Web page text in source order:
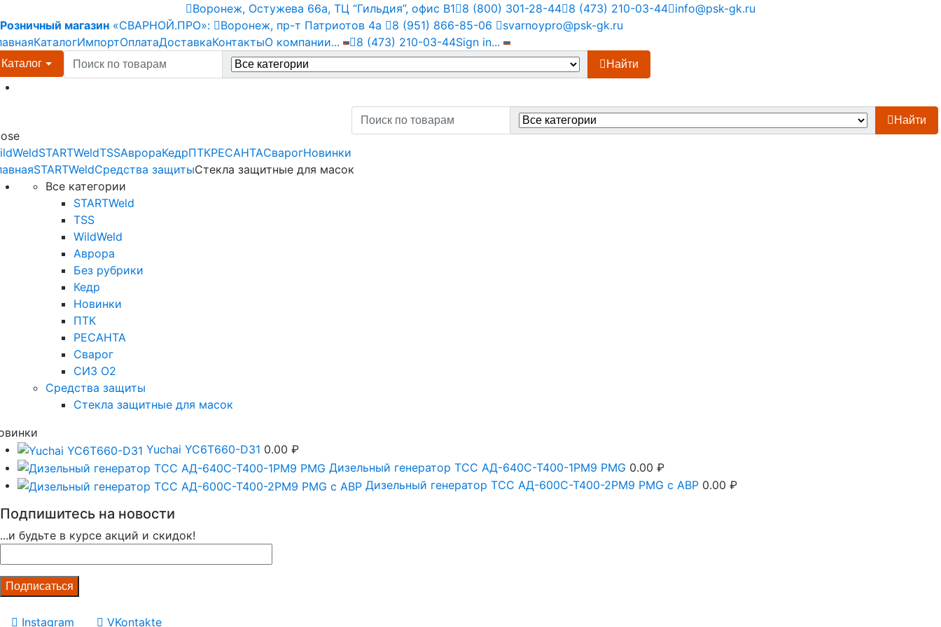
to
navigation
to
content
Воронеж, Остужева 66а, ТЦ “Гильдия”, офис В1 8 (800) 301-28-44 8 (473) 210-03-44 info@psk-gk.ru
Розничный магазин «СВАРНОЙ.ПРО»: Воронеж, пр-т Патриотов 4а 8 (951) 866-85-06
svarnoypro@psk-gk.ru
КаталогИмпортОплатаДоставкаКонтактыО компании... 8 (473) 210-03-44Sign in...
Каталог
Search
for:
Найти
STARTWeldTSSАврораКедрПТКРЕСАНТАСварогНовинки
Search
for:
Найти
STARTWeldСредства защитыСтекла защитные для масок
Все категории
STARTWeld
TSS
WildWeld
Аврора
Без рубрики
Кедр
Новинки
ПТК
РЕСАНТА
Сварог
СИЗ О2
Средства защиты
Стекла защитные для масок
Yuchai YC6T660-D31 0.00 ₽
Дизельный генератор ТСС АД-640С-Т400-1РМ9 PMG 0.00 ₽
Дизельный генератор ТСС АД-600С-Т400-2РМ9 PMG c АВР 0.00 ₽
Подпишитесь на новости
...и будьте в курсе акций и скидок!
Instagram VKontakte